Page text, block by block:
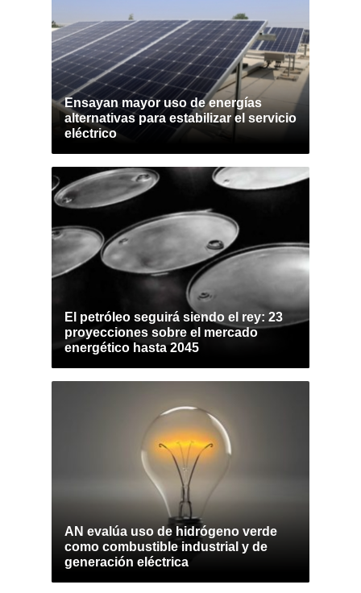
Ensayan mayor uso de energías
alternativas para estabilizar el servicio
eléctrico
El petróleo seguirá siendo el rey: 23
proyecciones sobre el mercado
energético hasta 2045
AN evalúa uso de hidrógeno verde
como combustible industrial y de
generación eléctrica